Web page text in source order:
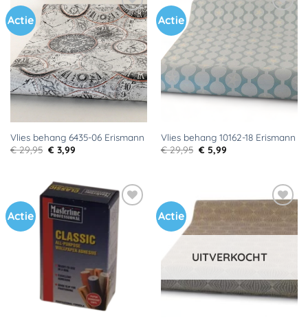
Actie
Toevoegen
aan
verlanglijst
Vlies behang 6435-06 Erismann
€29,95 Oorspronkelijke
prijs
€ 3,99Huidige
Actie
Toevoegen
aan
verlanglijst
Vlies behang 10162-18 Erismann
€29,95 Oorspronkelijke
prijs
€ 5,99Huidige
Actie
Toevoegen
Actie
Toevoegen
aan
verlanglijst
UITVERKOCHT